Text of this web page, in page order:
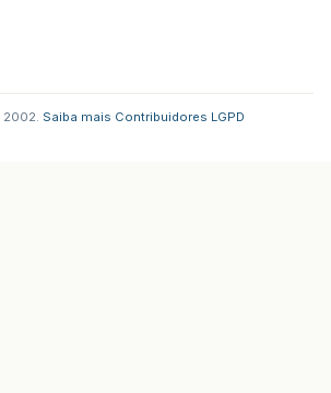
Saiba mais Contribuidores LGPD